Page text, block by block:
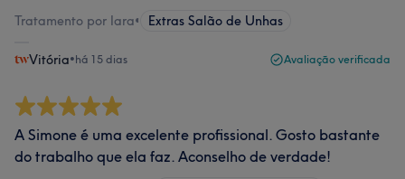
Tratamento por Iara• Extras Salão de Unhas
Vitória•há 15 dias Avaliação verificada
A Simone é uma excelente profissional. Gosto bastante
do trabalho que ela faz. Aconselho de verdade!